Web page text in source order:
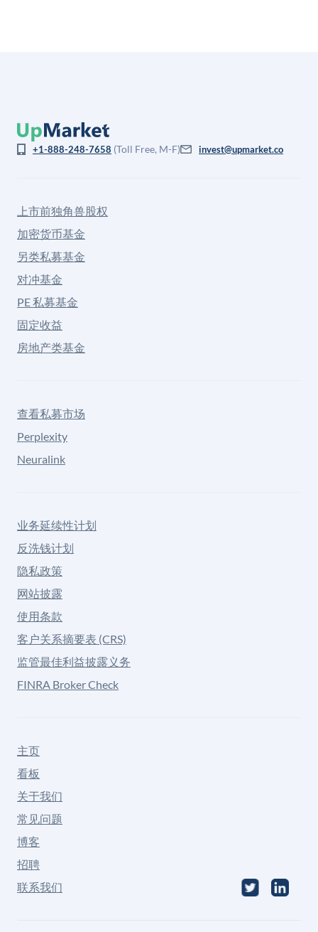
+1-888-248-7658 (Toll Free, M-F) invest@upmarket.co
上市前独角兽股权
加密货币基金
另类私募基金
对冲基金
PE 私募基金
固定收益
房地产类基金
查看私募市场
Perplexity
Neuralink
业务延续性计划
反洗钱计划
隐私政策
网站披露
使用条款
客户关系摘要表 (CRS)
监管最佳利益披露义务
FINRA Broker Check
主页
看板
关于我们
常见问题
博客
招聘
联系我们